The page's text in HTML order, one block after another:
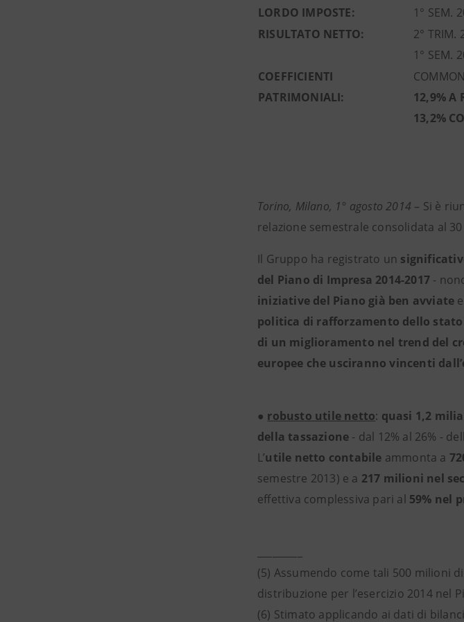
LORDO IMPOSTE:
1° SEM.
RISULTATO NETTO:
2° TRIM.
1° SEM.
COEFFICIENTI
PATRIMONIALI:
12,9% A
13,2%
Torino, Milano, 1° agosto 2014 – Si è
relazione semestrale consolidata al
Il Gruppo ha registrato un
del Piano di Impresa 2014-2017 -
iniziative del Piano già ben avviate
politica di rafforzamento dello
di un miglioramento nel trend del
europee che usciranno vincenti
● robusto utile netto: quasi 1,2
della tassazione - dal 12% al 26% -
L’utile netto contabile ammonta a
semestre 2013) e a 217 milioni nel
effettiva complessiva pari al 59% nel
(5) Assumendo come tali 500 milioni
distribuzione per l’esercizio 2014 nel
(6) Stimato applicando ai dati di